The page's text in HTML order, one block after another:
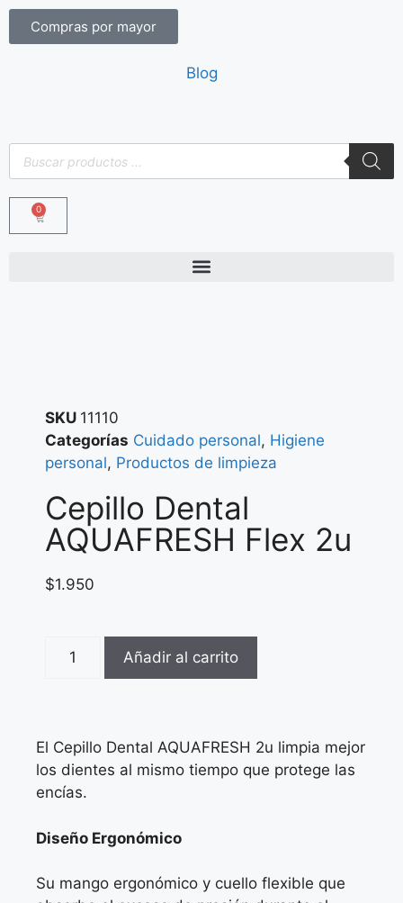
Compras por mayor
Blog
0
SKU 11110
Categorías Cuidado personal, Higiene
personal, Productos de limpieza
Cepillo Dental
AQUAFRESH Flex 2u
$1.950
Añadir al carrito
El Cepillo Dental AQUAFRESH 2u limpia mejor
los dientes al mismo tiempo que protege las
encías.
Diseño Ergonómico
Su mango ergonómico y cuello flexible que